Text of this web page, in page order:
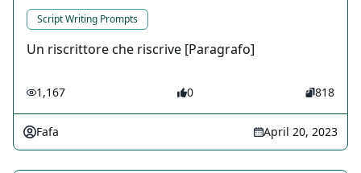
Script Writing Prompts
Un riscrittore che riscrive [Paragrafo]
1,167 0 818
Fafa April 20, 2023